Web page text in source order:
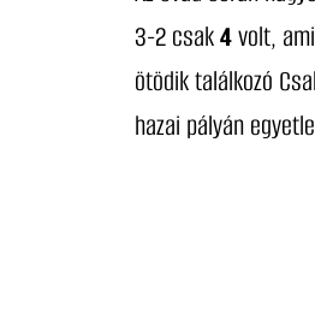
3-2 csak4volt,
ötödik találkozó
hazai pályán